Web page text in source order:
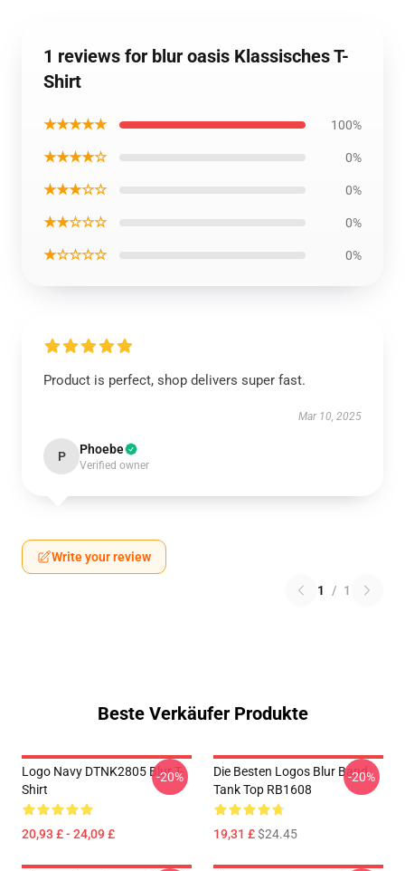
1 reviews for blur oasis Klassisches T-
Shirt
★★★★★ 100%
★★★★☆ 0%
★★★☆☆ 0%
★★☆☆☆ 0%
★☆☆☆☆ 0%
Product is perfect, shop delivers super fast.
Mar 10, 2025
P Phoebe
Verified owner
Write your review
1 / 1
Beste Verkäufer Produkte
Logo Navy DTNK2805 Blur T-
Shirt
20,93 £ - 24,09 £
-20%
Die Besten Logos Blur Band
Tank Top RB1608
19,31 £$24.45
-20%